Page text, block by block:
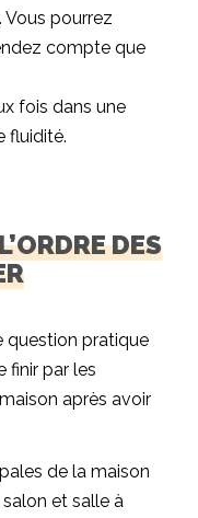
Vous pourrez
compte que
fois dans une
fluidité.
DES
question pratique
finir par les
après avoir
de la maison
et salle à